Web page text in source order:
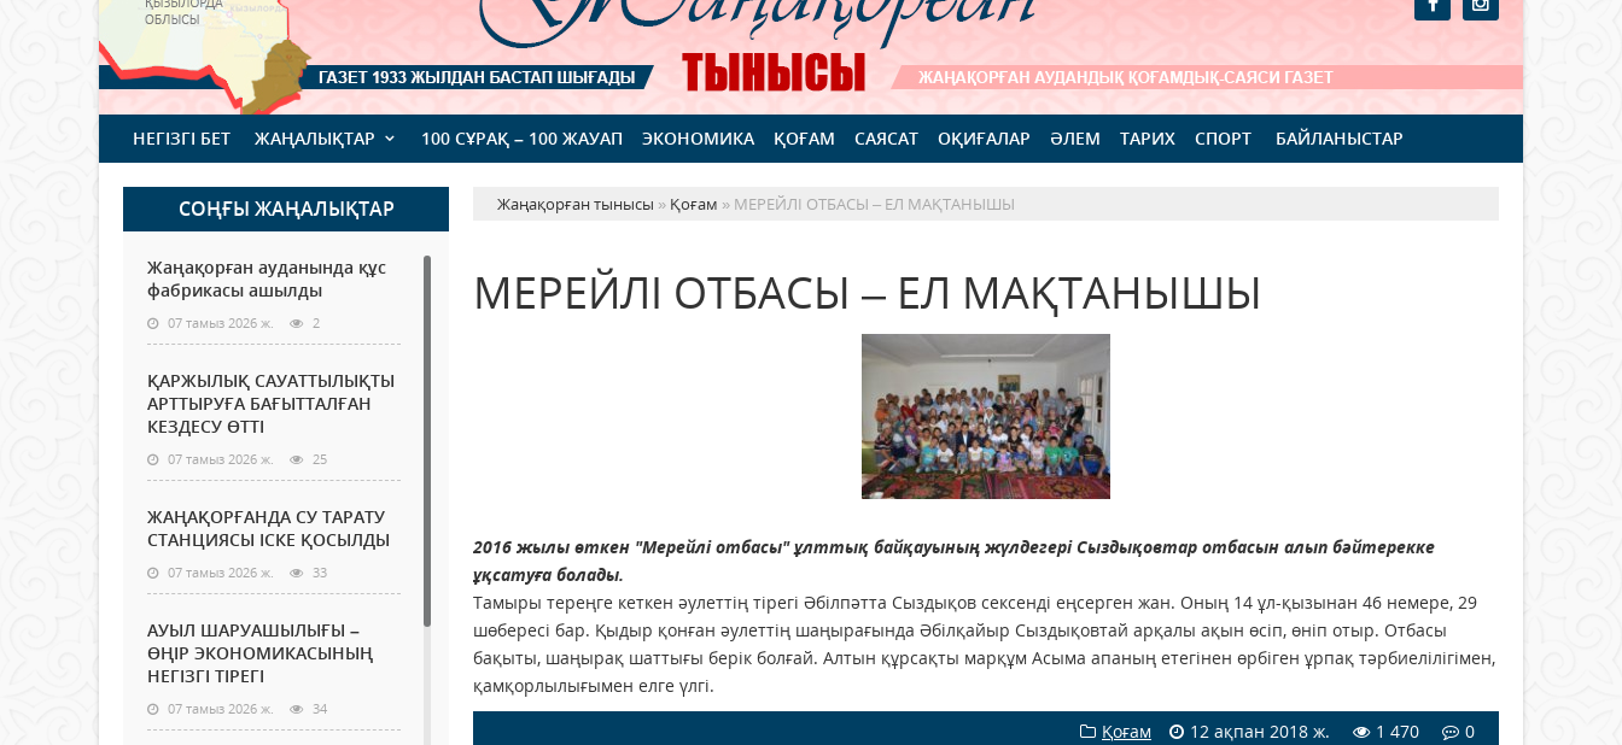
НЕГІЗГІ БЕТ ЖАҢАЛЫҚТАР 100 СҰРАҚ – 100 ЖАУАП ЭКОНОМИКА ҚОҒАМ САЯСАТ ОҚИҒАЛАР ӘЛЕМ ТАРИХ СПОРТ БАЙЛАНЫСТАР
СОҢҒЫ ЖАҢАЛЫҚТАР
Жаңақорған ауданында құс
фабрикасы ашылды
07 тамыз 2026 ж. 2
ҚАРЖЫЛЫҚ САУАТТЫЛЫҚТЫ
АРТТЫРУҒА БАҒЫТТАЛҒАН
КЕЗДЕСУ ӨТТІ
07 тамыз 2026 ж. 25
ЖАҢАҚОРҒАНДА СУ ТАРАТУ
СТАНЦИЯСЫ ІСКЕ ҚОСЫЛДЫ
07 тамыз 2026 ж. 33
АУЫЛ ШАРУАШЫЛЫҒЫ –
ӨҢІР ЭКОНОМИКАСЫНЫҢ
НЕГІЗГІ ТІРЕГІ
07 тамыз 2026 ж. 34
Жаңақорған тынысы » Қоғам » МЕРЕЙЛІ ОТБАСЫ – ЕЛ МАҚТАНЫШЫ
МЕРЕЙЛІ ОТБАСЫ – ЕЛ МАҚТАНЫШЫ
2016 жылы өткен "Мерейлі отбасы" ұлттық байқауының жүлдегері Сыздықовтар отбасын алып бәйтерекке
ұқсатуға болады.
Тамыры тереңге кеткен әулеттің тірегі Әбілпәтта Сыздықов сексенді еңсерген жан. Оның 14 ұл-қызынан 46 немере, 29
шөбересі бар. Қыдыр қонған әулеттің шаңырағында Әбілқайыр Сыздықовтай арқалы ақын өсіп, өніп отыр. Отбасы
бақыты, шаңырақ шаттығы берік болғай. Алтын құрсақты марқұм Асыма апаның етегінен өрбіген ұрпақ тәрбиелілігімен,
қамқорлылығымен елге үлгі.
Қоғам
12 ақпан 2018 ж. 1 470 0